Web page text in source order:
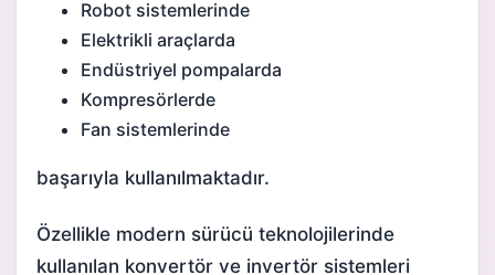
Robot sistemlerinde
Elektrikli araçlarda
Endüstriyel pompalarda
Kompresörlerde
Fan sistemlerinde
başarıyla kullanılmaktadır.
Özellikle modern sürücü teknolojilerinde
kullanılan konvertör ve invertör sistemleri